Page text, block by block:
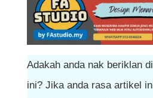
Adakah anda nak beriklan
ini? Jika anda rasa artikel